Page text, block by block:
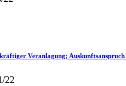
Veranlagung;
22